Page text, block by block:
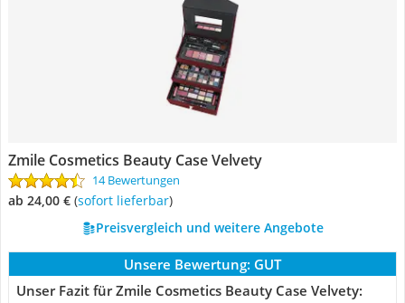
Zmile Cosmetics Beauty Case Velvety
14 Bewertungen
ab 24,00 € ( Sofort lieferbar)
Preisvergleich und weitere Angebote
Unsere Bewertung: GUT
Unser Fazit für Zmile Cosmetics Beauty Case Velvety: